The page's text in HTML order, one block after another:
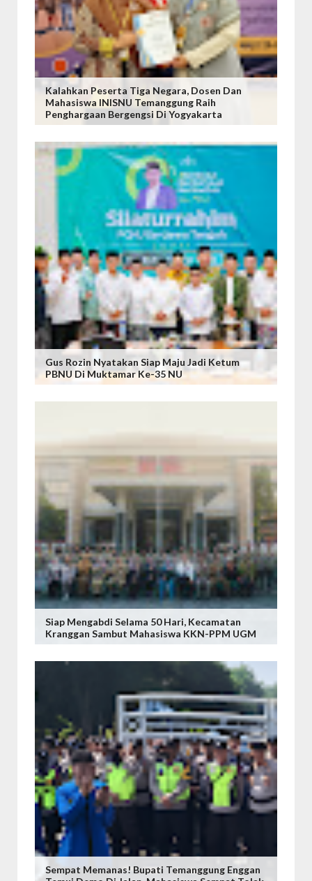
Kalahkan Peserta Tiga Negara, Dosen Dan
Mahasiswa INISNU Temanggung Raih
Penghargaan Bergengsi Di Yogyakarta
Gus Rozin Nyatakan Siap Maju Jadi Ketum
PBNU Di Muktamar Ke-35 NU
Siap Mengabdi Selama 50 Hari, Kecamatan
Kranggan Sambut Mahasiswa KKN-PPM UGM
Sempat Memanas! Bupati Temanggung Enggan